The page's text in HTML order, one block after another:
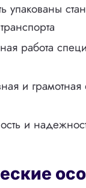
упакованы
работа
и грамотная
и